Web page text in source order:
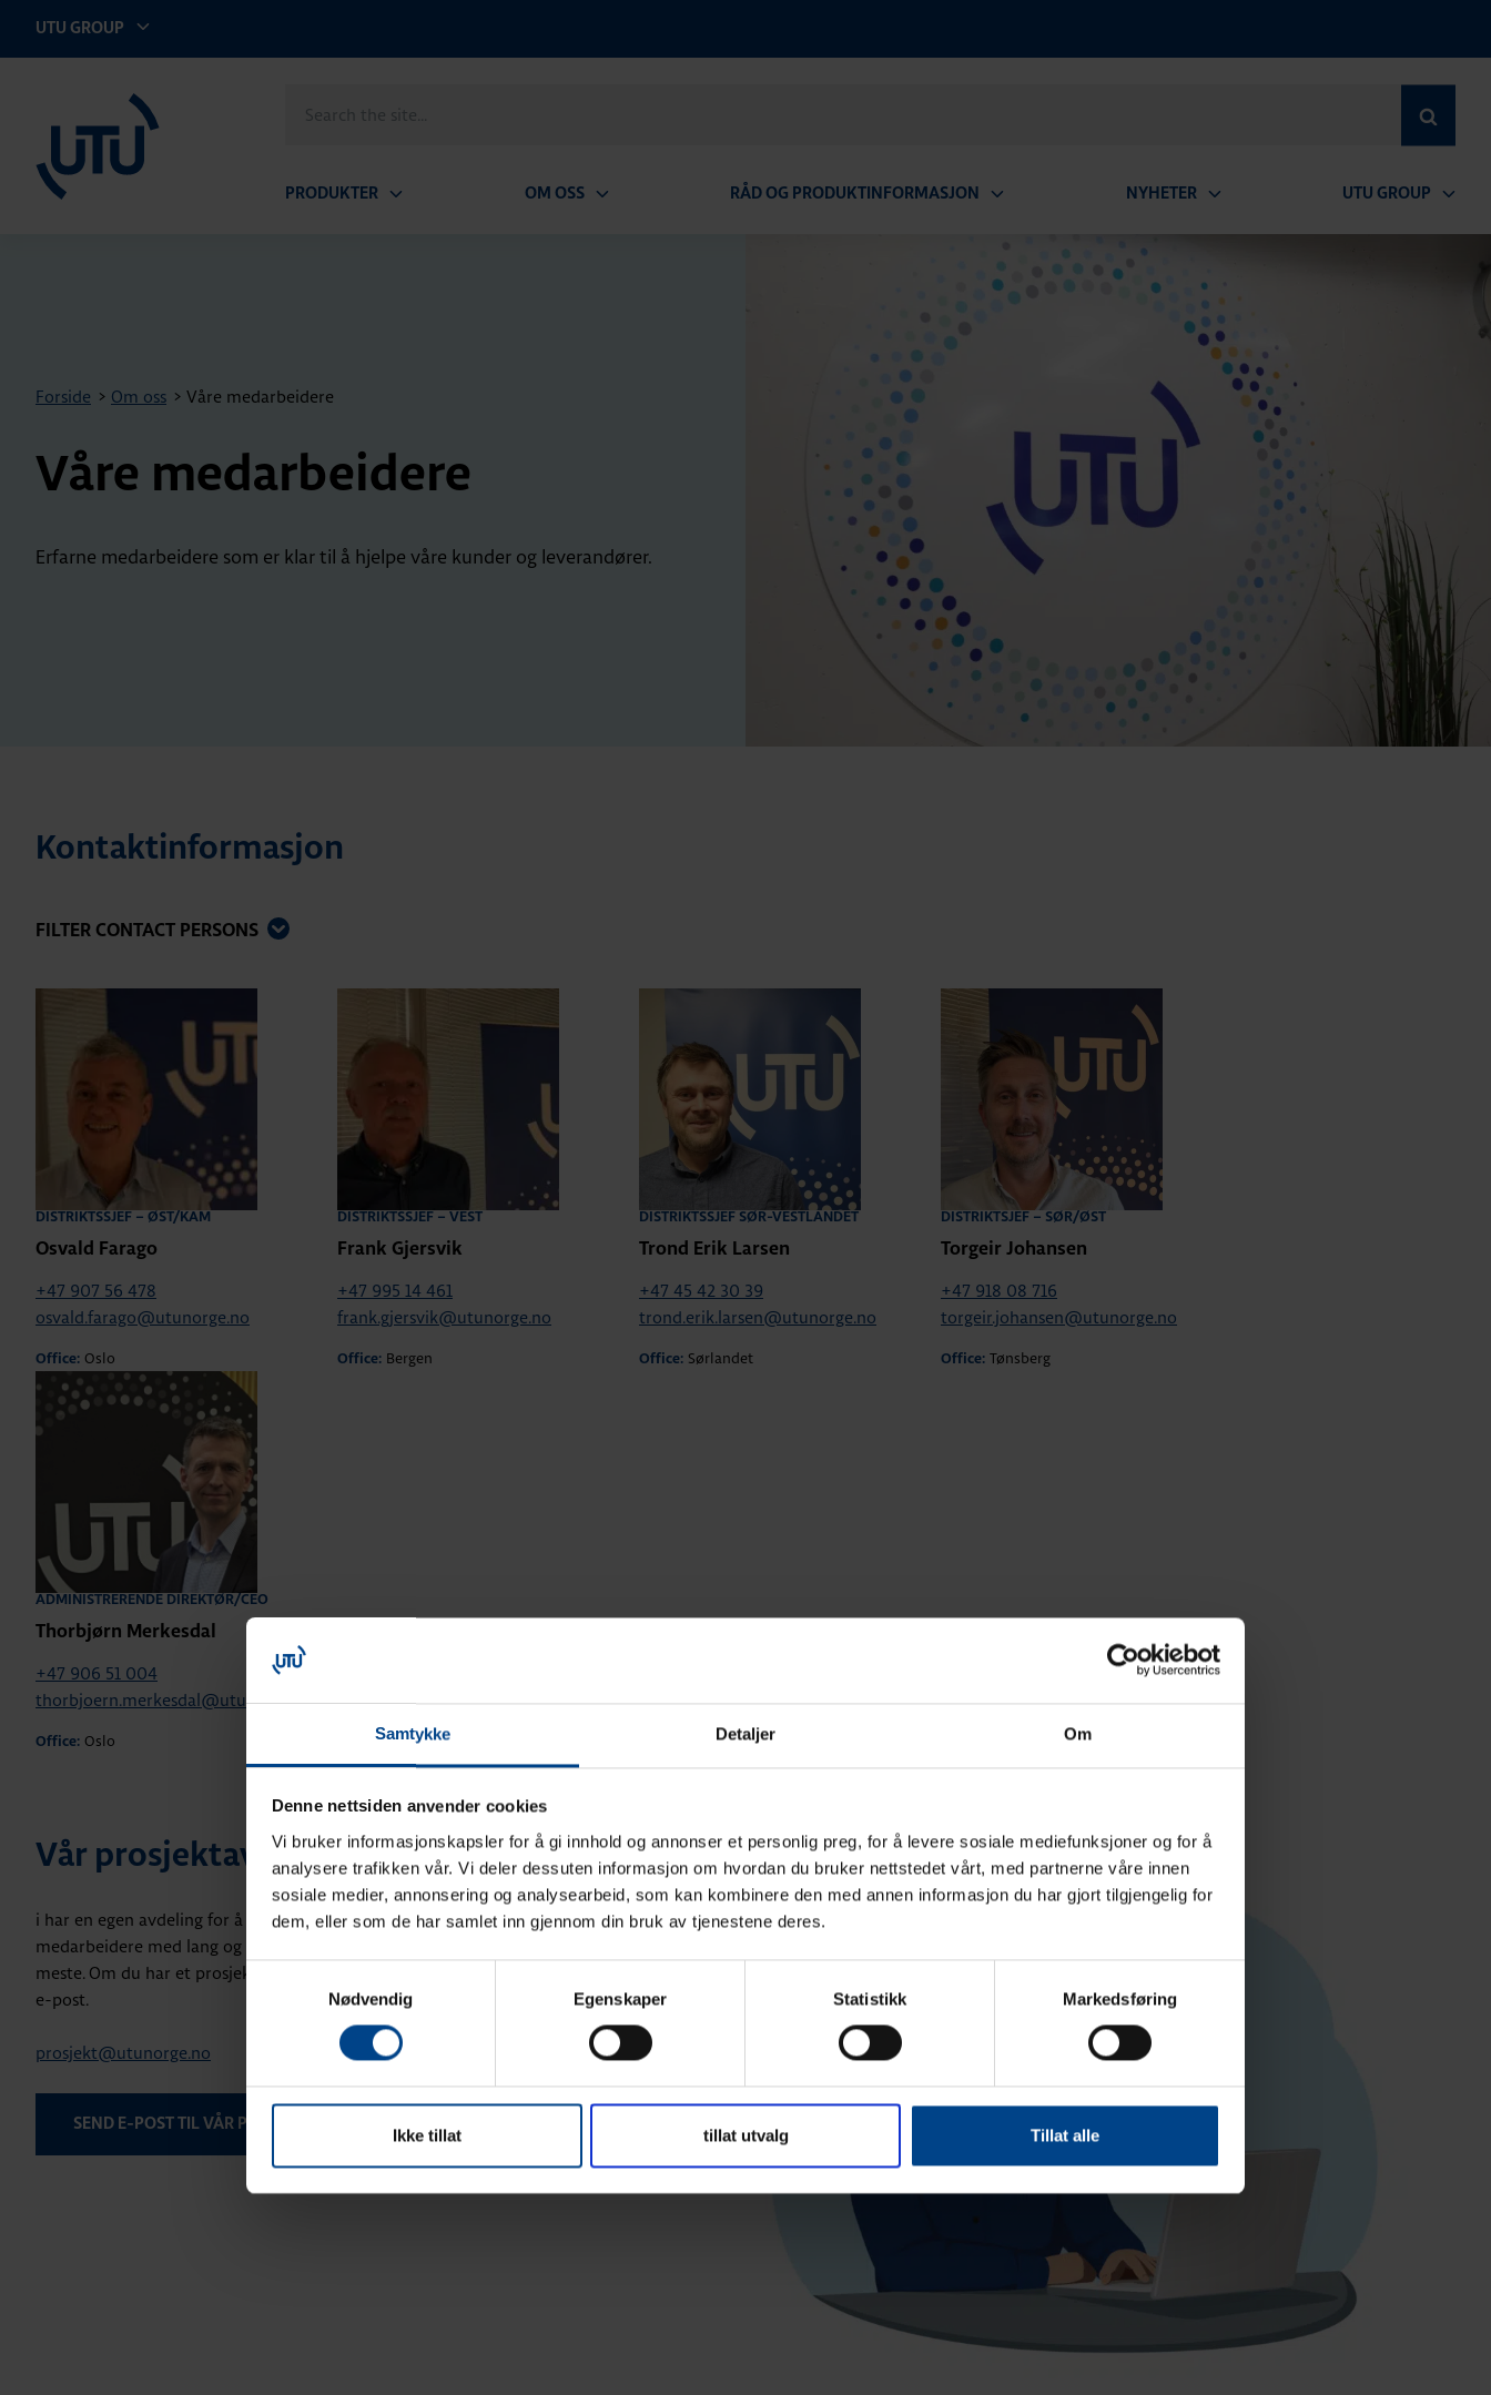
Samtykke Detaljer Om
Denne nettsiden anvender cookies
Vi bruker informasjonskapsler for å gi innhold og annonser et personlig preg, for å levere sosiale mediefunksjoner og for å
analysere trafikken vår. Vi deler dessuten informasjon om hvordan du bruker nettstedet vårt, med partnerne våre innen
sosiale medier, annonsering og analysearbeid, som kan kombinere den med annen informasjon du har gjort tilgjengelig for
dem, eller som de har samlet inn gjennom din bruk av tjenestene deres.
Samtykkevalg
Nødvendig
Egenskaper Statistikk Markedsføring
Ikke tillat tillat utvalg Tillat alle
UTU GROUP
the
PRODUKTER OM OSS RÅD OG PRODUKTINFORMASJON NYHETER
submenu
UTU GROUP
Forside > Om oss > Våre medarbeidere
Våre medarbeidere
Erfarne medarbeidere som er klar til å hjelpe våre kunder og leverandører.
Kontaktinformasjon
FILTER CONTACT PERSONS
DISTRIKTSSJEF – ØST/KAM
Osvald Farago
+47 907 56 478
osvald.farago@utunorge.no
Office: Oslo
DISTRIKTSSJEF – VEST
Frank Gjersvik
+47 995 14 461
frank.gjersvik@utunorge.no
Office: Bergen
DISTRIKTSSJEF SØR-VESTLANDET
Trond Erik Larsen
+47 45 42 30 39
trond.erik.larsen@utunorge.no
Office: Sørlandet
DISTRIKTSJEF – SØR/ØST
Torgeir Johansen
+47 918 08 716
torgeir.johansen@utunorge.no
Office: Tønsberg
ADMINISTRERENDE DIREKTØR/CEO
Thorbjørn Merkesdal
+47 906 51 004
thorbjoern.merkesdal@utunorge.no
Office: Oslo
Vår prosjektavdeling
i har en egen avdeling for å hjelpe våre kunder med deres prosjekt. Her jobber det
medarbeidere med lang og bred erfaring fra elektrobransjen og som har vært borti det
meste. Om du har et prosjekt og vil ha pris eller løsningsforslag fra oss så ta kontant på vår
e-post.
prosjekt@utunorge.no
SEND E-POST TIL VÅR PROSJEKTAVDELING